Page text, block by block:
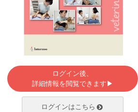
ログイン後、
詳細情報を閲覧できます▶
ログインはこちら